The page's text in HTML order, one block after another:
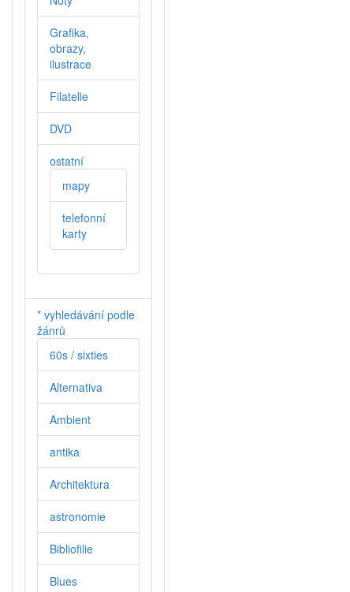
Grafika,
obrazy,
ilustrace
Filatelie
DVD
ostatní
mapy
telefonní
karty
* vyhledávání podle
žánrů
60s / sixties
Alternativa
Ambient
antika
Architektura
astronomie
Bibliofilie
Blues